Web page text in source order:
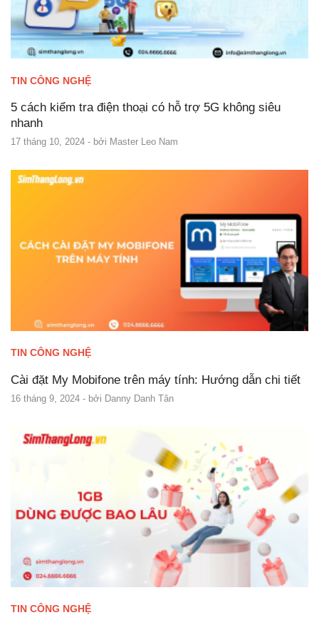
TIN CÔNG NGHỆ
5 cách kiểm tra điện thoại có hỗ trợ 5G không siêu
nhanh
17 tháng 10, 2024 - bởi Master Leo Nam
TIN CÔNG NGHỆ
Cài đặt My Mobifone trên máy tính: Hướng dẫn chi tiết
16 tháng 9, 2024 - bởi Danny Danh Tân
TIN CÔNG NGHỆ